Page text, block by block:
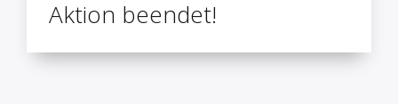
Aktion beendet!